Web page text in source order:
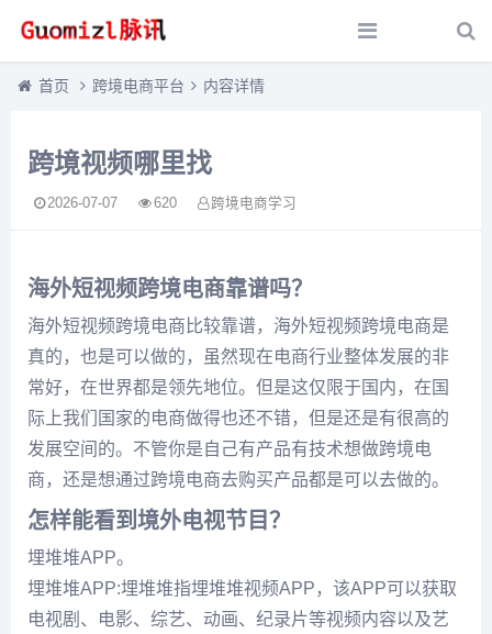
首页 跨境电商平台 内容详情
跨境视频哪里找
2026-07-07 620 跨境电商学习
海外短视频跨境电商靠谱吗？
海外短视频跨境电商比较靠谱，海外短视频跨境电商是
真的，也是可以做的，虽然现在电商行业整体发展的非
常好，在世界都是领先地位。但是这仅限于国内，在国
际上我们国家的电商做得也还不错，但是还是有很高的
发展空间的。不管你是自己有产品有技术想做跨境电
商，还是想通过跨境电商去购买产品都是可以去做的。
怎样能看到境外电视节目？
埋堆堆APP。
埋堆堆APP:埋堆堆指埋堆堆视频APP，该APP可以获取
电视剧、电影、综艺、动画、纪录片等视频内容以及艺